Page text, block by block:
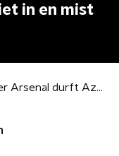
in en mist
Armeense voetballer Arsenal durft Azerbeidzjan niet in en mist finale